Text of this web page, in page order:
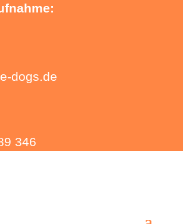
dogs.de
346